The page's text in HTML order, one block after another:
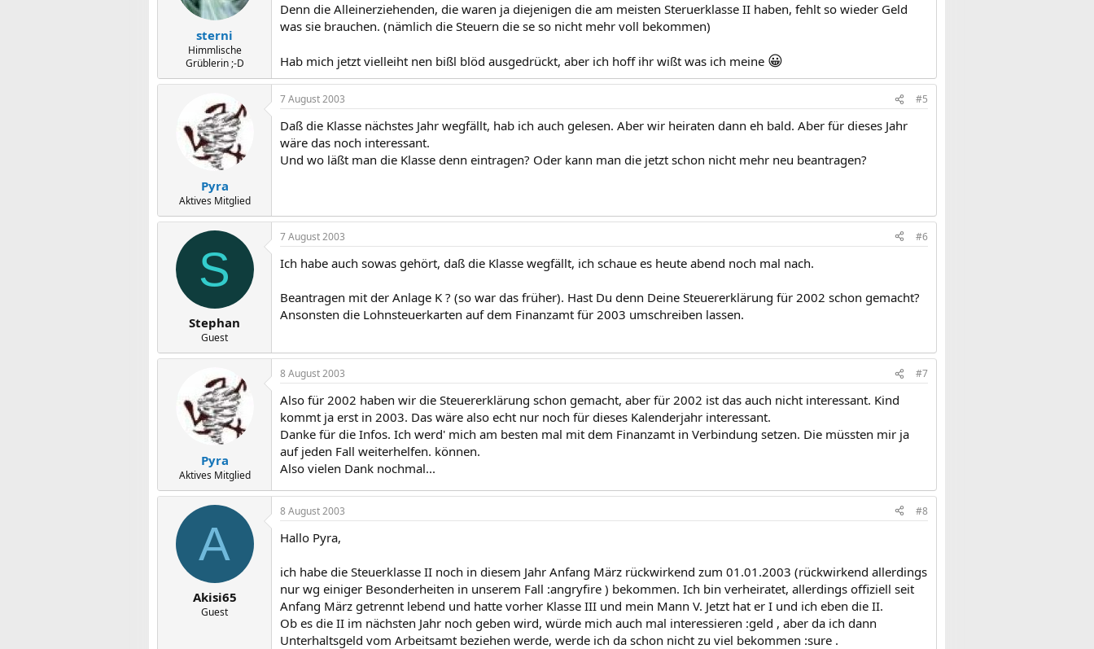
sterni
Himmlische
Grüblerin ;-D
Denn die Alleinerziehenden, die waren ja diejenigen die am meisten Steruerklasse II haben, fehlt so wieder Geld
was sie brauchen. (nämlich die Steuern die se so nicht mehr voll bekommen)
Hab mich jetzt vielleiht nen bißl blöd ausgedrückt, aber ich hoff ihr wißt was ich meine 😀
Pyra
Aktives Mitglied
7 August 2003 #5
Daß die Klasse nächstes Jahr wegfällt, hab ich auch gelesen. Aber wir heiraten dann eh bald. Aber für dieses Jahr
wäre das noch interessant.
Und wo läßt man die Klasse denn eintragen? Oder kann man die jetzt schon nicht mehr neu beantragen?
S
Stephan
Guest
7 August 2003 #6
Ich habe auch sowas gehört, daß die Klasse wegfällt, ich schaue es heute abend noch mal nach.
Beantragen mit der Anlage K ? (so war das früher). Hast Du denn Deine Steuererklärung für 2002 schon gemacht?
Ansonsten die Lohnsteuerkarten auf dem Finanzamt für 2003 umschreiben lassen.
Pyra
Aktives Mitglied
8 August 2003 #7
Also für 2002 haben wir die Steuererklärung schon gemacht, aber für 2002 ist das auch nicht interessant. Kind
kommt ja erst in 2003. Das wäre also echt nur noch für dieses Kalenderjahr interessant.
Danke für die Infos. Ich werd' mich am besten mal mit dem Finanzamt in Verbindung setzen. Die müssten mir ja
auf jeden Fall weiterhelfen. können.
Also vielen Dank nochmal...
A
Akisi65
Guest
8 August 2003 #8
Hallo Pyra,
ich habe die Steuerklasse II noch in diesem Jahr Anfang März rückwirkend zum 01.01.2003 (rückwirkend allerdings
nur wg einiger Besonderheiten in unserem Fall :angryfire ) bekommen. Ich bin verheiratet, allerdings offiziell seit
Anfang März getrennt lebend und hatte vorher Klasse III und mein Mann V. Jetzt hat er I und ich eben die II.
Ob es die II im nächsten Jahr noch geben wird, würde mich auch mal interessieren :geld , aber da ich dann
Unterhaltsgeld vom Arbeitsamt beziehen werde, werde ich da schon nicht zu viel bekommen :sure .